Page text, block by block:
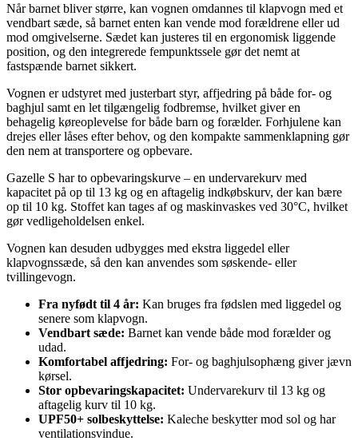
Når barnet bliver større, kan vognen omdannes til klapvogn med et
vendbart sæde, så barnet enten kan vende mod forældrene eller ud
mod omgivelserne. Sædet kan justeres til en ergonomisk liggende
position, og den integrerede fempunktssele gør det nemt at
fastspænde barnet sikkert.
Vognen er udstyret med justerbart styr, affjedring på både for- og
baghjul samt en let tilgængelig fodbremse, hvilket giver en
behagelig køreoplevelse for både barn og forælder. Forhjulene kan
drejes eller låses efter behov, og den kompakte sammenklapning gør
den nem at transportere og opbevare.
Gazelle S har to opbevaringskurve – en undervarekurv med
kapacitet på op til 13 kg og en aftagelig indkøbskurv, der kan bære
op til 10 kg. Stoffet kan tages af og maskinvaskes ved 30°C, hvilket
gør vedligeholdelsen enkel.
Vognen kan desuden udbygges med ekstra liggedel eller
klapvognssæde, så den kan anvendes som søskende- eller
tvillingevogn.
Fra nyfødt til 4 år: Kan bruges fra fødslen med liggedel og
senere som klapvogn.
Vendbart sæde: Barnet kan vende både mod forælder og
udad.
Komfortabel affjedring: For- og baghjulsophæng giver jævn
kørsel.
Stor opbevaringskapacitet: Undervarekurv til 13 kg og
aftagelig kurv til 10 kg.
UPF50+ solbeskyttelse: Kaleche beskytter mod sol og har
ventilationsvindue.